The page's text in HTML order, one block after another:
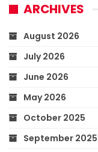
ARCHIVES
August 2026
July 2026
June 2026
May 2026
October 2025
September 2025